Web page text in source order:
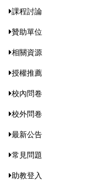
課程討論
贊助單位
相關資源
授權推薦
校內問卷
校外問卷
最新公告
常見問題
助教登入